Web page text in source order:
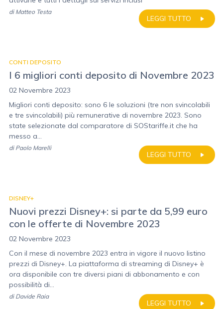
LEGGI TUTTO
di Matteo Testa
CONTI DEPOSITO
I 6 migliori conti deposito di Novembre 2023
02 Novembre 2023
Migliori conti deposito: sono 6 le soluzioni (tre non svincolabili
e tre svincolabili) più remunerative di novembre 2023. Sono
state selezionate dal comparatore di SOStariffe.it che ha
messo a...
LEGGI TUTTO
di Paolo Marelli
DISNEY+
Nuovi prezzi Disney+: si parte da 5,99 euro
con le offerte di Novembre 2023
02 Novembre 2023
Con il mese di novembre 2023 entra in vigore il nuovo listino
prezzi di Disney+. La piattaforma di streaming di Disney+ è
ora disponibile con tre diversi piani di abbonamento e con
possibilità di...
LEGGI TUTTO
di Davide Raia